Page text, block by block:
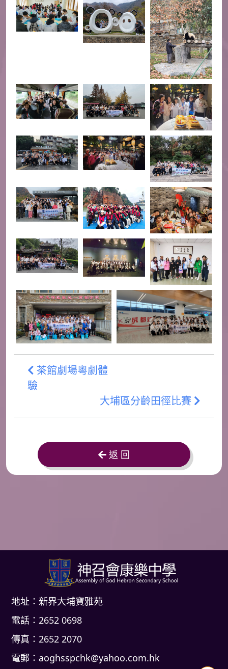
茶館劇場粵劇體
驗
大埔區分齡田徑比賽
返 回
地址：新界大埔寶雅苑
電話：2652 0698
傳真：2652 2070
電郵： aoghsspchk@yahoo.com.hk